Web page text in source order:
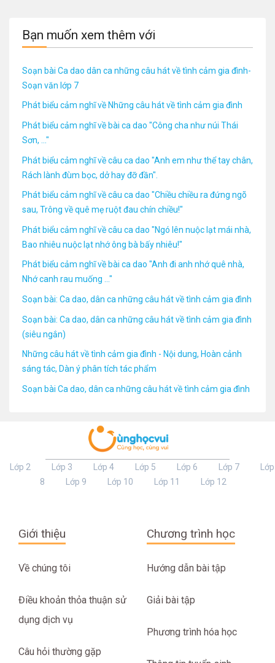
Bạn muốn xem thêm với
Soạn bài Ca dao dân ca những câu hát về tình cảm gia đình-
Soạn văn lớp 7
Phát biểu cảm nghĩ về Những câu hát về tình cảm gia đình
Phát biểu cảm nghĩ về bài ca dao "Công cha như núi Thái
Sơn, ..."
Phát biểu cảm nghĩ về câu ca dao "Anh em như thể tay chân,
Rách lành đùm bọc, dở hay đỡ đần".
Phát biểu cảm nghĩ về câu ca dao "Chiều chiều ra đứng ngõ
sau, Trông về quê mẹ ruột đau chín chiều!"
Phát biểu cảm nghĩ về câu ca dao "Ngó lên nuộc lạt mái nhà,
Bao nhiêu nuộc lạt nhớ ông bà bấy nhiêu!"
Phát biểu cảm nghĩ về bài ca dao "Anh đi anh nhớ quê nhà,
Nhớ canh rau muống ..."
Soạn bài: Ca dao, dân ca những câu hát về tình cảm gia đình
Soạn bài: Ca dao, dân ca những câu hát về tình cảm gia đình
(siêu ngắn)
Những câu hát về tình cảm gia đình - Nội dung, Hoàn cảnh
sáng tác, Dàn ý phân tích tác phẩm
Soạn bài Ca dao, dân ca những câu hát về tình cảm gia đình
Lớp 2 Lớp 3 Lớp 4 Lớp 5 Lớp 6 Lớp 7
Lớp
8
Lớp 9 Lớp 10 Lớp 11 Lớp 12
Giới thiệu
Về chúng tôi
Điều khoản thỏa thuận sử
dụng dịch vụ
Câu hỏi thường gặp
Chương trình học
Hướng dẫn bài tập
Giải bài tập
Phương trình hóa học